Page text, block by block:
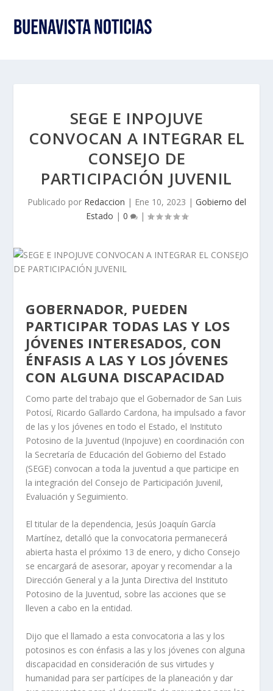
SEGE E INPOJUVE
CONVOCAN A INTEGRAR EL
CONSEJO DE
PARTICIPACIÓN JUVENIL
Publicado por Redaccion | Ene 10, 2023 | Gobierno del
Estado | 0 |
GOBERNADOR, PUEDEN
PARTICIPAR TODAS LAS Y LOS
JÓVENES INTERESADOS, CON
ÉNFASIS A LAS Y LOS JÓVENES
CON ALGUNA DISCAPACIDAD
Como parte del trabajo que el Gobernador de San Luis
Potosí, Ricardo Gallardo Cardona, ha impulsado a favor
de las y los jóvenes en todo el Estado, el Instituto
Potosino de la Juventud (Inpojuve) en coordinación con
la Secretaría de Educación del Gobierno del Estado
(SEGE) convocan a toda la juventud a que participe en
la integración del Consejo de Participación Juvenil,
Evaluación y Seguimiento.
El titular de la dependencia, Jesús Joaquín García
Martínez, detalló que la convocatoria permanecerá
abierta hasta el próximo 13 de enero, y dicho Consejo
se encargará de asesorar, apoyar y recomendar a la
Dirección General y a la Junta Directiva del Instituto
Potosino de la Juventud, sobre las acciones que se
lleven a cabo en la entidad.
Dijo que el llamado a esta convocatoria a las y los
potosinos es con énfasis a las y los jóvenes con alguna
discapacidad en consideración de sus virtudes y
humanidad para ser partícipes de la planeación y dar